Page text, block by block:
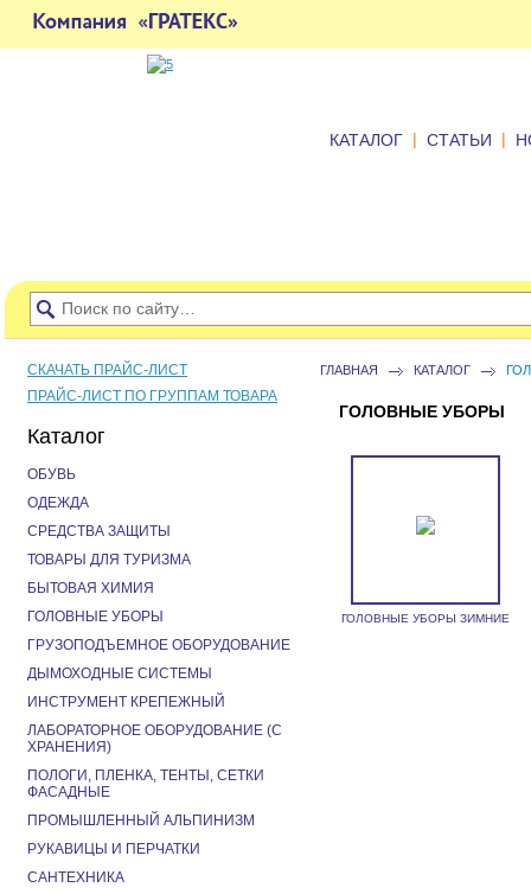
КАТАЛОГ | СТАТЬИ |
ГЛАВНАЯ КАТАЛОГ
ГОЛОВНЫЕ УБОРЫ
ГОЛОВНЫЕ УБОРЫ ЗИМНИЕ
СКАЧАТЬ ПРАЙС-ЛИСТ
ПРАЙС-ЛИСТ ПО ГРУППАМ ТОВАРА
Каталог
ОБУВЬ
ОДЕЖДА
СРЕДСТВА ЗАЩИТЫ
ТОВАРЫ ДЛЯ ТУРИЗМА
БЫТОВАЯ ХИМИЯ
ГОЛОВНЫЕ УБОРЫ
ГРУЗОПОДЪЕМНОЕ ОБОРУДОВАНИЕ
ДЫМОХОДНЫЕ СИСТЕМЫ
ИНСТРУМЕНТ КРЕПЕЖНЫЙ
ЛАБОРАТОРНОЕ ОБОРУДОВАНИЕ (С
ХРАНЕНИЯ)
ПОЛОГИ, ПЛЕНКА, ТЕНТЫ, СЕТКИ
ФАСАДНЫЕ
ПРОМЫШЛЕННЫЙ АЛЬПИНИЗМ
РУКАВИЦЫ И ПЕРЧАТКИ
САНТЕХНИКА